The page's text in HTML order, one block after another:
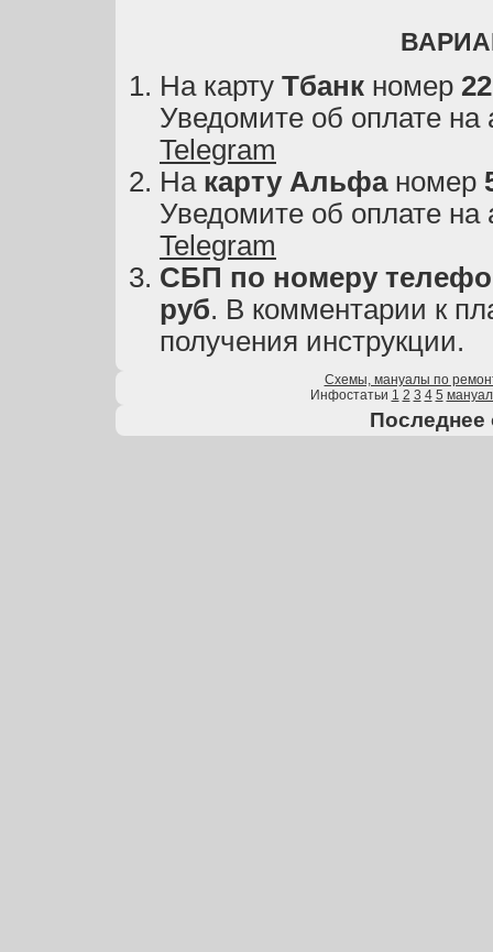
На карту Тбанк номер
Уведомите об оплате на
Telegram
На карту Альфаномер
Уведомите об оплате на
Telegram
СБП по номеру
руб. В комментарии к
получения инструкции.
Схемы, мануалы по
Инфостатьи 1 2 3 4 5